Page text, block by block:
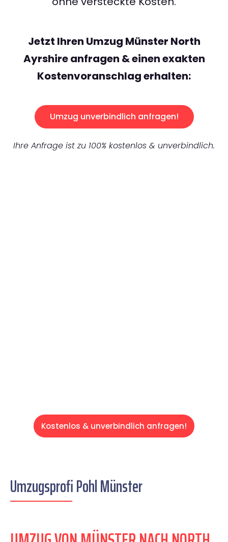
Jetzt Ihren Umzug Münster North
Ayrshire anfragen & einen exakten
Kostenvoranschlag erhalten:
Umzug unverbindlich anfragen!
Ihre Anfrage ist zu 100% kostenlos & unverbindlich.
Kostenlos & unverbindlich anfragen!
Umzugsprofi Pohl Münster